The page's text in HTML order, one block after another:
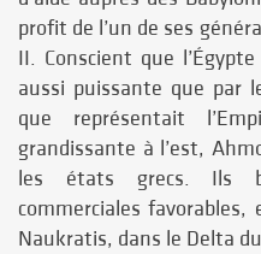
profit de l’un de ses
II. Conscient que
aussi puissante que par
que représentait
grandissante à l’est,
les états grecs. Ils
commerciales
Naukratis, dans le Delta